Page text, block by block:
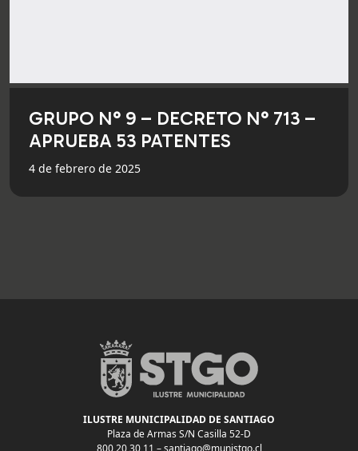
GRUPO N° 9 – DECRETO N° 713 –
APRUEBA 53 PATENTES
4 de febrero de 2025
ILUSTRE MUNICIPALIDAD DE SANTIAGO
Plaza de Armas S/N Casilla 52-D
800 20 30 11 –santiago@munistgo.cl